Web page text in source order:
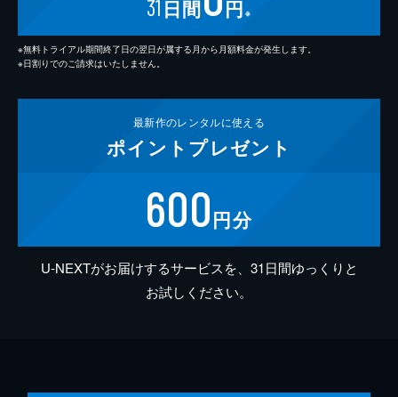
31 日間 円 ※
※無料トライアル期間終了日の翌日が属する月から月額料金が発生します。
※日割りでのご請求はいたしません。
最新作のレンタルに使える
ポイント プレゼント
600円分
U-NEXTがお届けするサービスを、31日間ゆっくりと
お試しください。